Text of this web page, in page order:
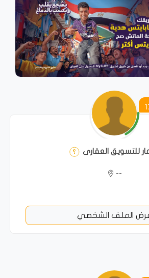
للتسويق العقارى
--
الملف الشخصي